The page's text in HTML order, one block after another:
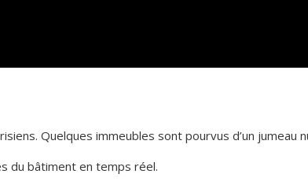
Quelques immeubles sont pourvus d’un jumeau
du bâtiment en temps réel.